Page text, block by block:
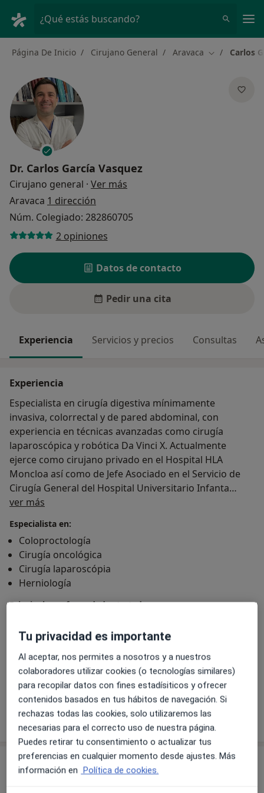
¿Qué estás buscando?
Página De Inicio Cirujano General Aravaca Cambiar de
Carlos
Dr. Carlos García Vasquez
Cirujano general · Ver más
Aravaca 1 dirección
Núm. Colegiado: 282860705
2 opiniones
Datos de contacto
Pedir una cita
Experiencia Servicios y precios Consultas
Experiencia
Especialista en cirugía digestiva mínimamente
invasiva, colorrectal y de pared abdominal, con
experiencia en técnicas avanzadas como cirugía
laparoscópica y robótica Da Vinci X. Actualmente
ejerce como cirujano privado en el Hospital HLA
Moncloa así como de Jefe Asociado en el Servicio de
Cirugía General del Hospital Universitario Infanta
Elena y cirujano asociado en la Fundación Jiménez
ver más
Especialista en:
Coloproctología
Cirugía oncológica
Cirugía laparoscópia
Herniología
Principales enfermedades tratadas
Hernia inguinal
+12 a11y_sr_more_diseases
Pacientes que atiendo
Adultos
Mostrar más detalles
sobre la experiencia
Servicios y precios
Tu privacidad es importante
Al aceptar, nos permites a nosotros y a nuestros
colaboradores utilizar cookies (o tecnologías similares)
para recopilar datos con fines estadísiticos y ofrecer
contenidos basados en tus hábitos de navegación. Si
rechazas todas las cookies, solo utilizaremos las
necesarias para el correcto uso de nuestra página.
Puedes retirar tu consentimiento o actualizar tus
preferencias en cualquier momento desde ajustes. Más
información en Política de cookies.